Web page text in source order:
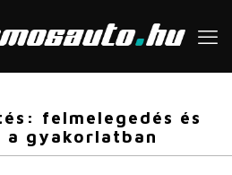
felmelegedés és
a gyakorlatban